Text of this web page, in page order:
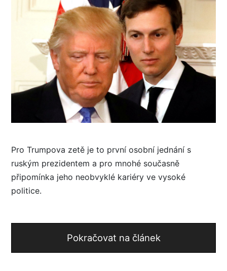
Pro Trumpova zetě je to první osobní jednání s
ruským prezidentem a pro mnohé současně
připomínka jeho neobvyklé kariéry ve vysoké
politice.
Pokračovat na článek